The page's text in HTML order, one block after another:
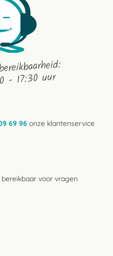
- 17:30 uur
69 96 onze klantenservice
voor vragen